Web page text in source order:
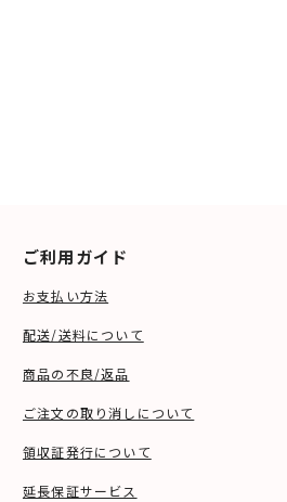
ご利用ガイド
お支払い方法
配送/送料について
商品の不良/返品
ご注文の取り消しについて
領収証発行について
延長保証サービス